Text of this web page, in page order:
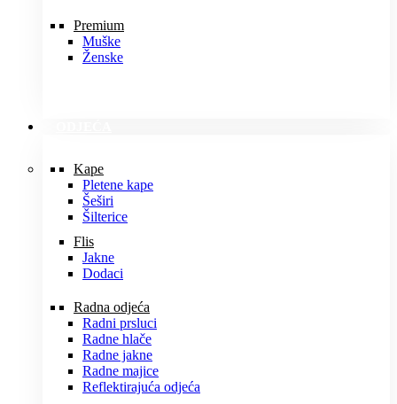
Premium
Muške
Ženske
Kape
Pletene kape
Šeširi
Šilterice
Flis
Jakne
Dodaci
Radna odjeća
Radni prsluci
Radne hlače
Radne jakne
Radne majice
Reflektirajuća odjeća